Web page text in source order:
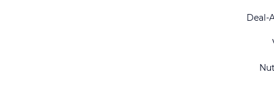
Deal-